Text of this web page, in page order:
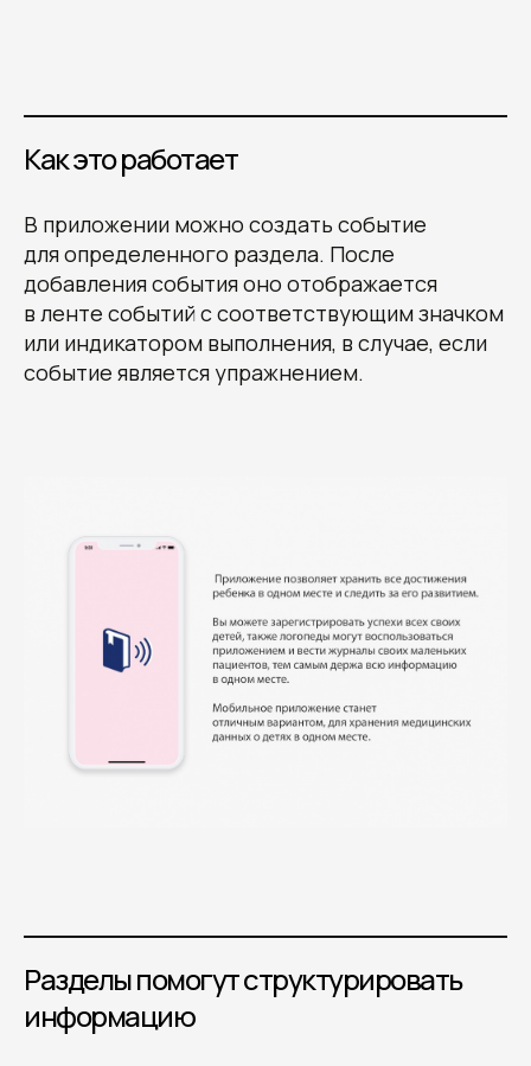
Как это работает
В приложении можно создать событие
для определенного раздела. После
добавления события оно отображается
в ленте событий с соответствующим значком
или индикатором выполнения, в случае, если
событие является упражнением.
Разделы помогут структурировать
информацию